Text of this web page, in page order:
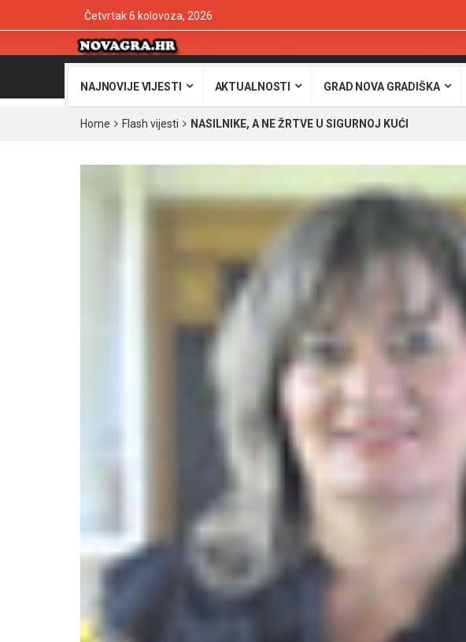
Četvrtak 6 kolovoza, 2026
NAJNOVIJE VIJESTI AKTUALNOSTI GRAD NOVA GRADIŠKA
Home Flash vijesti NASILNIKE, A NE ŽRTVE U SIGURNOJ KUĆI